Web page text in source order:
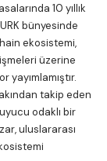
10 yıllık
bünyesinde
ekosistemi,
üzerine
takip eden
odaklı bir
uluslararası